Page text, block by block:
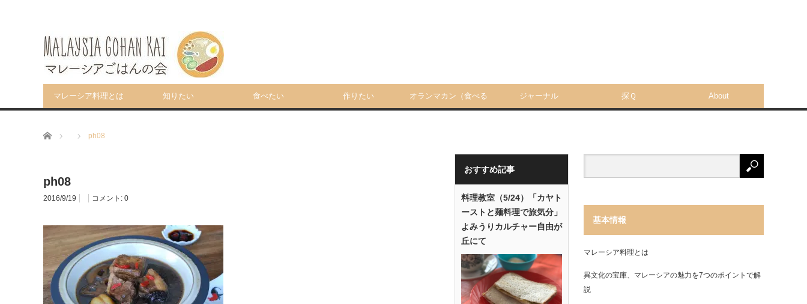
マレーシア料理とは 知りたい 食べたい 作りたい オランマカン（食べる ジャーナル 探Ｑ About
ホーム ph08
ph08
2016/9/19 コメント: 0
おすすめ記事
料理教室（5/24）「カヤト
ーストと麺料理で旅気分」
よみうりカルチャー自由が
丘にて
基本情報
マレーシア料理とは
異文化の宝庫、マレーシアの魅力を7つのポイントで解
説